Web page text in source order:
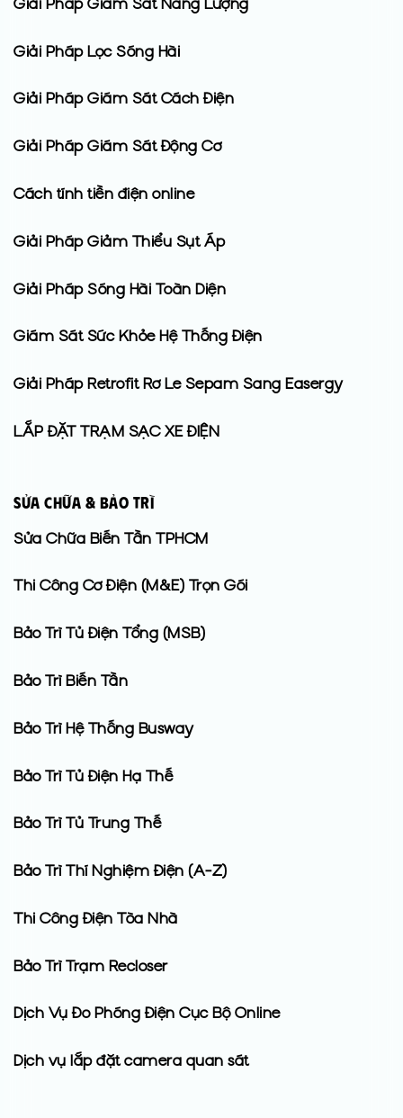
Giải Pháp Lọc Sóng Hài
Giải Pháp Giám Sát Cách Điện
Giải Pháp Giám Sát Động Cơ
Cách tính tiền điện online
Giải Pháp Giảm Thiểu Sụt Áp
Giải Pháp Sóng Hài Toàn Diện
Giám Sát Sức Khỏe Hệ Thống Điện
Giải Pháp Retrofit Rơ Le Sepam Sang Easergy
LẮP ĐẶT TRẠM SẠC XE ĐIỆN
Sửa Chữa & Bảo Trì
Sửa Chữa Biến Tần TPHCM
Thi Công Cơ Điện (M&E) Trọn Gói
Bảo Trì Tủ Điện Tổng (MSB)
Bảo Trì Biến Tần
Bảo Trì Hệ Thống Busway
Bảo Trì Tủ Điện Hạ Thế
Bảo Trì Tủ Trung Thế
Bảo Trì Thí Nghiệm Điện (A-Z)
Thi Công Điện Tòa Nhà
Bảo Trì Trạm Recloser
Dịch Vụ Đo Phóng Điện Cục Bộ Online
Dịch vụ lắp đặt camera quan sát